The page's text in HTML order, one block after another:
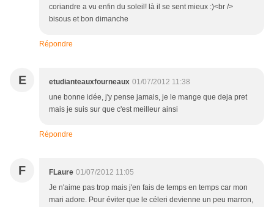
coriandre a vu enfin du soleil! là il se sent mieux :)<br />
bisous et bon dimanche
Répondre
E etudianteauxfourneaux 01/07/2012 11:38
une bonne idée, j'y pense jamais, je le mange que deja pret
mais je suis sur que c'est meilleur ainsi
Répondre
F FLaure 01/07/2012 11:05
Je n'aime pas trop mais j'en fais de temps en temps car mon
mari adore. Pour éviter que le céleri devienne un peu marron,